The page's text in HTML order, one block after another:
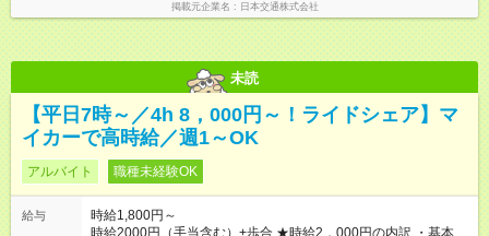
掲載元企業名 日本交通株式会社
未読
【平日7時～／4h 8，000円～！ライドシェア】マ
イカーで高時給／週1～OK
アルバイト 職種未経験OK
給与
時給1,800円～
時給2000円（手当含む）+歩合 ★時給2，000円の内訳 ・基本時